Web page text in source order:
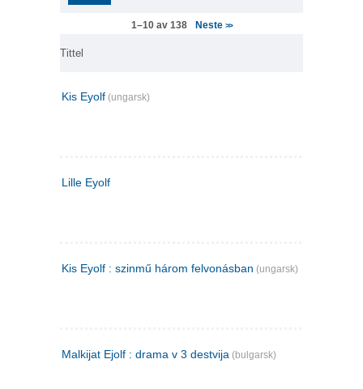
1–10 av 138 Neste >>
Tittel
Kis Eyolf (ungarsk)
Lille Eyolf
Kis Eyolf : szinmű három felvonásban (ungarsk)
Malkijat Ejolf : drama v 3 destvija (bulgarsk)